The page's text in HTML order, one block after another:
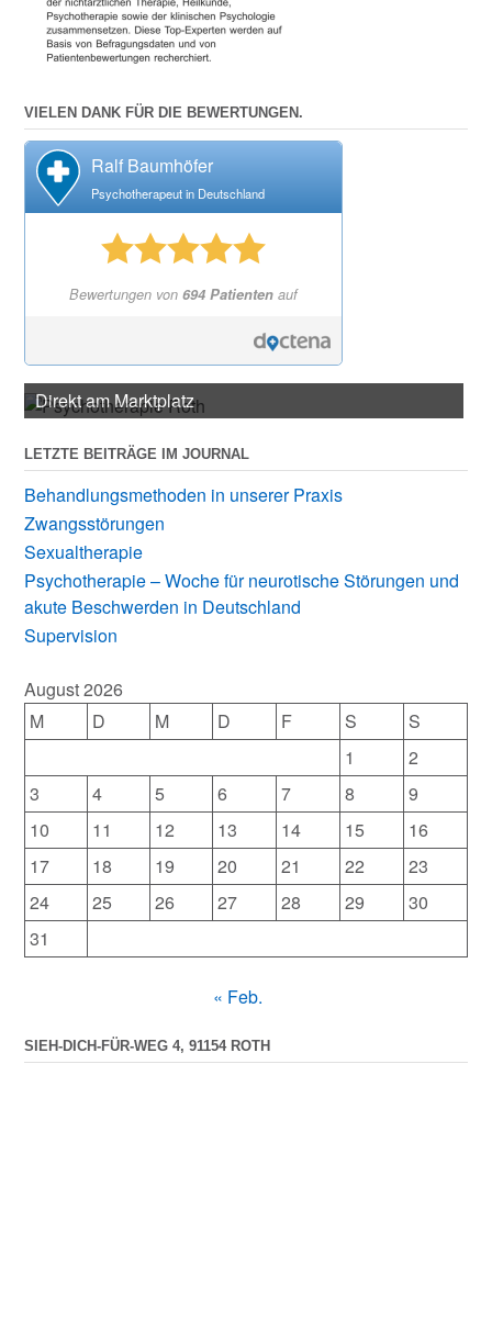
VIELEN DANK FÜR DIE BEWERTUNGEN.
Ralf Baumhöfer
Psychotherapeut in Deutschland
Bewertungen von 694 Patienten auf
Direkt am Marktplatz
LETZTE BEITRÄGE IM JOURNAL
Behandlungsmethoden in unserer Praxis
Zwangsstörungen
Sexualtherapie
Psychotherapie – Woche für neurotische Störungen und
akute Beschwerden in Deutschland
Supervision
August 2026
M
D M D F S
S
1
2
3
4 5 6 7 8
9
10
11 12 13 14 15
16
17
18 19 20 21 22
23
24
25 26 27 28 29
30
31
« Feb.
SIEH-DICH-FÜR-WEG 4, 91154 ROTH